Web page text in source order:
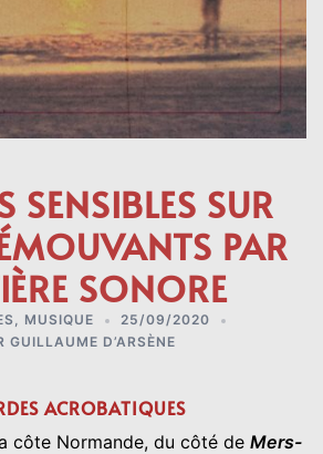
SENSIBLES SUR
PAR
SONORE
, MUSIQUE
25/09/2020
GUILLAUME D’ARSÈNE
ACROBATIQUES
côte Normande, du côté de Mers-